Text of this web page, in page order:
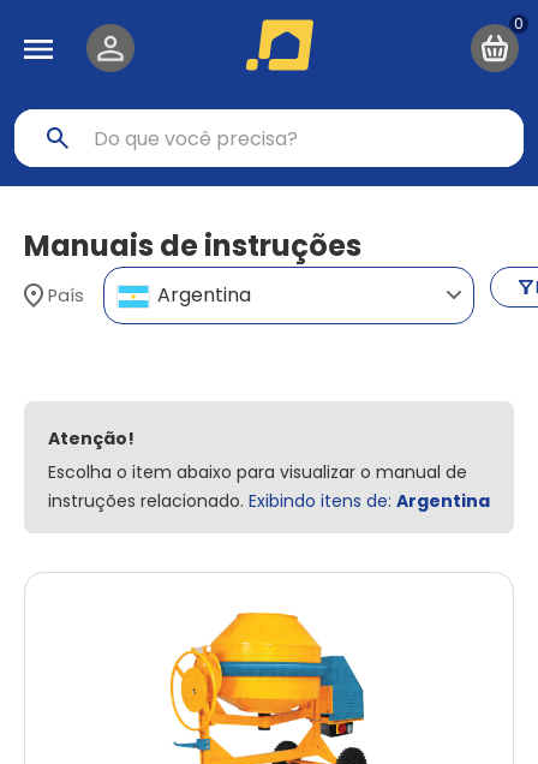
Pular para o conteúdo principal
Navegação principal
Buscar produtos
Manuais de instruções
País Argentina
Atenção!
Escolha o item abaixo para visualizar o manual de
instruções relacionado. Exibindo itens de: Argentina